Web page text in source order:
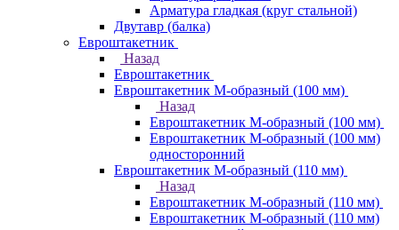
Арматура гладкая (круг стальной)
Двутавр (балка)
Евроштакетник
Назад
Евроштакетник
Евроштакетник М-образный (100 мм)
Назад
Евроштакетник М-образный (100 мм)
Евроштакетник М-образный (100 мм)
односторонний
Евроштакетник М-образный (110 мм)
Назад
Евроштакетник М-образный (110 мм)
Евроштакетник М-образный (110 мм)